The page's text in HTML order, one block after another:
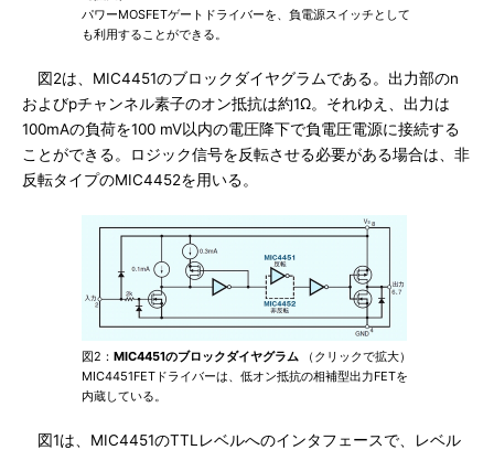
パワーMOSFETゲートドライバーを、負電源スイッチとして
も利用することができる。
図2は、MIC4451のブロックダイヤグラムである。出力部のn
およびpチャンネル素子のオン抵抗は約1Ω。それゆえ、出力は
100mAの負荷を100 mV以内の電圧降下で負電圧電源に接続する
ことができる。ロジック信号を反転させる必要がある場合は、非
反転タイプのMIC4452を用いる。
図2： MIC4451のブロックダイヤグラム （クリックで拡大）
MIC4451FETドライバーは、低オン抵抗の相補型出力FETを
内蔵している。
図1は、MIC4451のTTLレベルへのインタフェースで、レベル